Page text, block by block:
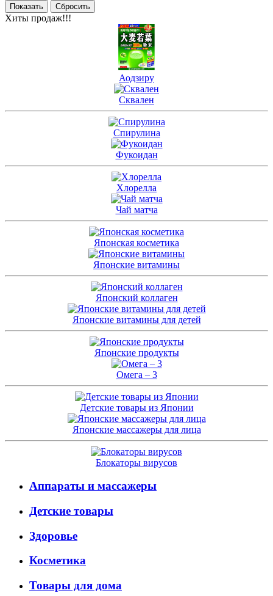
Хиты продаж!!!
Аодзиру
Сквален
Спирулина
Фукоидан
Хлорелла
Чай матча
Японская косметика
Японские витамины
Японский коллаген
Японские витамины для детей
Японские продукты
Омега – 3
Детские товары из Японии
Японские массажеры для лица
Блокаторы вирусов
Аппараты и массажеры
Детские товары
Здоровье
Косметика
Товары для дома